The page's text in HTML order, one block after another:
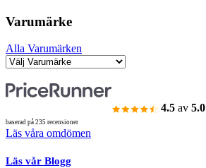
Varumärke
Alla Varumärken
4.5 av 5.0
baserad på 235 recensioner
Läs våra omdömen
Läs vår Blogg